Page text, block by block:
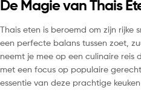
De Magie van Thais
Thais eten is beroemd om zijn rijke
een perfecte balans tussen zoet,
neemt je mee op een culinaire reis
met een focus op populaire
essentie van deze prachtige